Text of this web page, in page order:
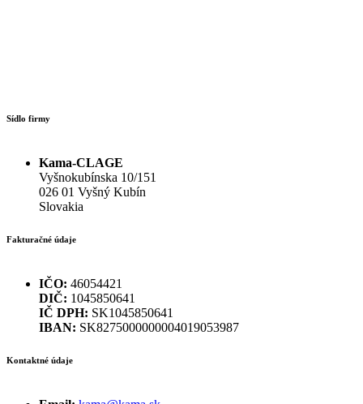
Sídlo firmy
Kama-CLAGE
Vyšnokubínska 10/151
026 01 Vyšný Kubín
Slovakia
Fakturačné údaje
IČO: 46054421
DIČ: 1045850641
IČ DPH: SK1045850641
IBAN: SK8275000000004019053987
Kontaktné údaje